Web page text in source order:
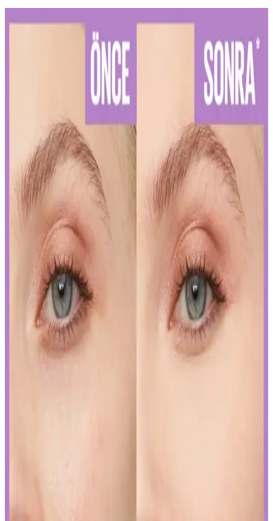
Diş Hassasiyetini Azaltan Doğru Diş Macunu Seçimi
ve Kullanım İpuçları
Diş hassasiyetini hafifletmek ve sağlıklı bir gülüşe ulaşmak için
doğru diş macunu seçimi ve düzenli kullanım önemlidir. Uzman
önerileriyle diş sağlığınızı koruyun.
Kalıcı Kalem Göz Makyajı: Uzun Süre Dayanan ve
Pratik Kullanım İpuçları
Kalıcı kalem göz makyajı, suya ve tere dayanıklı formülleriyle uzun
süre kalıcı ve net çizgiler sağlar. Uygulama ve bakım ipuçlarıyla
gözlerinizi vurgulayın.
Kalıcı Oje Seçenekleri: Nail Master M377 ve M378
Modellerinin Detaylı Analizi
Nail Master M377 ve M378 modelleri, dayanıklılık ve parlaklık
sunan kalıcı ojeler arasında öne çıkar. Bu modellerin özellikleri ve
bakım önerileriyle uzun süre şık ve bakımlı kalabilirsiniz.
İslak Ruj Uygulama ve Bakım İpuçlarıyla
Mükemmel Dudaklara Ulaşın
İslak rujun güzelliğini ortaya çıkarmak ve kalıcılığını artırmak için
doğru uygulama teknikleri ve bakım önerileri. Dudakların temizliği,
sınır çizimi ve kat kat uygulama ile mükemmel görünüm elde edin.
Japon ve Kore Güzellik Markalarının FDA Güneş